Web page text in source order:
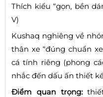
Thích kiểu “gọn, bền
V)
Kushaq nghiêng về
thân xe “đúng chuẩn
cá tính riêng (phong
nhắc đến dấu ấn thiết
Điểm quan trọng:thiết